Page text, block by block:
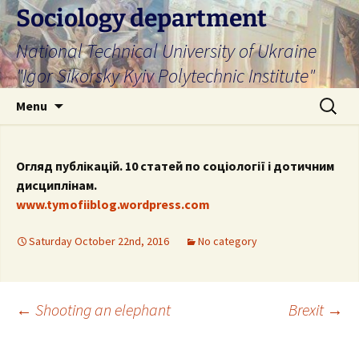
Skip
to
content
Sociology department
National Technical University of Ukraine
"Igor Sikorsky Kyiv Polytechnic Institute"
Menu
Search
for:
Огляд публікацій. 10 статей по соціології і дотичним
дисциплінам.
www.tymofiiblog.wordpress.com
Saturday October 22nd, 2016 No category
Post
← Shooting an elephant Brexit →